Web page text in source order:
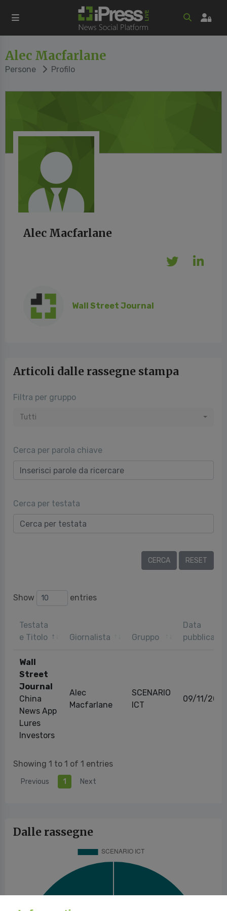
Alec Macfarlane
Persone Profilo
Alec Macfarlane
Wall Street Journal
Articoli dalle rassegne stampa
Filtra per gruppo
Tutti
Cerca per parola chiave
Cerca per testata
Show entries
Testata
e Titolo
Giornalista Gruppo
Data
Wall
Street
Journal
China
News App
Lures
Investors
Alec
Macfarlane
SCENARIO
ICT
09/11/2016
Showing 1 to 1 of 1 entries
Previous 1 Next
Dalle rassegne